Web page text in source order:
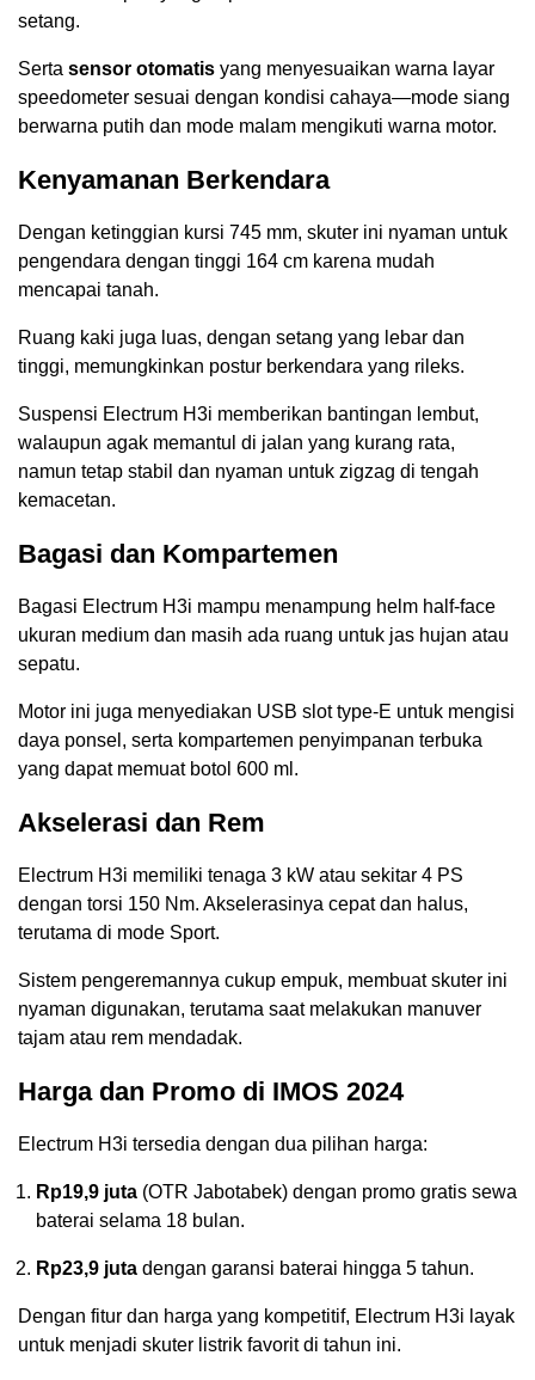
setang.
Serta sensor otomatis yang menyesuaikan warna layar
speedometer sesuai dengan kondisi cahaya—mode siang
berwarna putih dan mode malam mengikuti warna motor.
Kenyamanan Berkendara
Dengan ketinggian kursi 745 mm, skuter ini nyaman untuk
pengendara dengan tinggi 164 cm karena mudah
mencapai tanah.
Ruang kaki juga luas, dengan setang yang lebar dan
tinggi, memungkinkan postur berkendara yang rileks.
Suspensi Electrum H3i memberikan bantingan lembut,
walaupun agak memantul di jalan yang kurang rata,
namun tetap stabil dan nyaman untuk zigzag di tengah
kemacetan.
Bagasi dan Kompartemen
Bagasi Electrum H3i mampu menampung helm half-face
ukuran medium dan masih ada ruang untuk jas hujan atau
sepatu.
Motor ini juga menyediakan USB slot type-E untuk mengisi
daya ponsel, serta kompartemen penyimpanan terbuka
yang dapat memuat botol 600 ml.
Akselerasi dan Rem
Electrum H3i memiliki tenaga 3 kW atau sekitar 4 PS
dengan torsi 150 Nm. Akselerasinya cepat dan halus,
terutama di mode Sport.
Sistem pengeremannya cukup empuk, membuat skuter ini
nyaman digunakan, terutama saat melakukan manuver
tajam atau rem mendadak.
Harga dan Promo di IMOS 2024
Electrum H3i tersedia dengan dua pilihan harga:
Rp19,9 juta (OTR Jabotabek) dengan promo gratis sewa
baterai selama 18 bulan.
Rp23,9 juta dengan garansi baterai hingga 5 tahun.
Dengan fitur dan harga yang kompetitif, Electrum H3i layak
untuk menjadi skuter listrik favorit di tahun ini.